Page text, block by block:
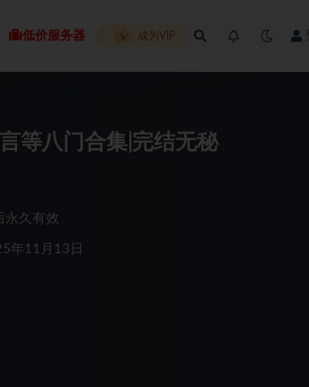
低价服务器 成为VIP
等八门合集|完结无秘
永久有效
年11月13日